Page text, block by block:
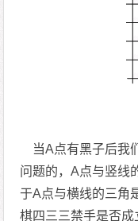
当A点有黑子后我
问题的，A点与竖线
于A点与横线的三角
棋四三三禁手是否